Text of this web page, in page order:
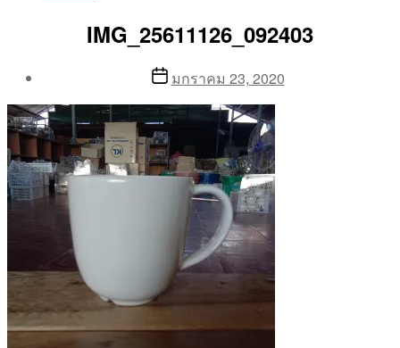
IMG_25611126_092403
By
Aea
Postมกราคม 23, 2020